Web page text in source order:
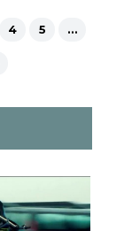
4 5 …